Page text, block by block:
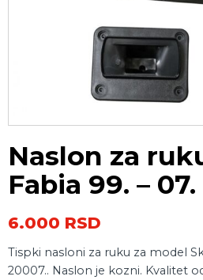
Naslon za
Fabia 99. – 07.
6.000 RSD
Tispki nasloni za ruku za model
20007.. Naslon je kozni. Kvalitet